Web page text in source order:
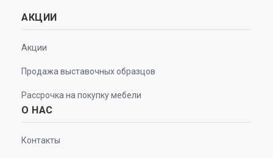
АКЦИИ
Акции
Продажа выставочных образцов
Рассрочка на покупку мебели
О НАС
Контакты